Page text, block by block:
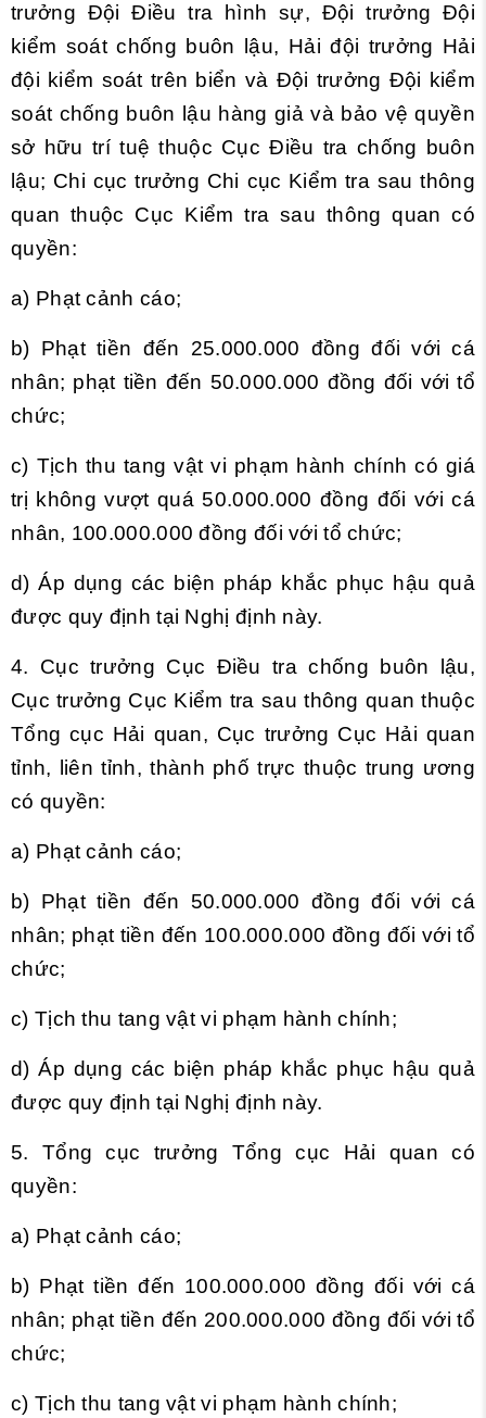
trưởng Đội Điều tra hình sự, Đội trưởng Đội
kiểm soát chống buôn lậu, Hải đội trưởng Hải
đội kiểm soát trên biển và Đội trưởng Đội kiểm
soát chống buôn lậu hàng giả và bảo vệ quyền
sở hữu trí tuệ thuộc Cục Điều tra chống buôn
lậu; Chi cục trưởng Chi cục Kiểm tra sau thông
quan thuộc Cục Kiểm tra sau thông quan có
quyền:
a) Phạt cảnh cáo;
b) Phạt tiền đến 25.000.000 đồng đối với cá
nhân; phạt tiền đến 50.000.000 đồng đối với tổ
chức;
c) Tịch thu tang vật vi phạm hành chính có giá
trị không vượt quá 50.000.000 đồng đối với cá
nhân, 100.000.000 đồng đối với tổ chức;
d) Áp dụng các biện pháp khắc phục hậu quả
được quy định tại Nghị định này.
4. Cục trưởng Cục Điều tra chống buôn lậu,
Cục trưởng Cục Kiểm tra sau thông quan thuộc
Tổng cục Hải quan, Cục trưởng Cục Hải quan
tỉnh, liên tỉnh, thành phố trực thuộc trung ương
có quyền:
a) Phạt cảnh cáo;
b) Phạt tiền đến 50.000.000 đồng đối với cá
nhân; phạt tiền đến 100.000.000 đồng đối với tổ
chức;
c) Tịch thu tang vật vi phạm hành chính;
d) Áp dụng các biện pháp khắc phục hậu quả
được quy định tại Nghị định này.
5. Tổng cục trưởng Tổng cục Hải quan có
quyền:
a) Phạt cảnh cáo;
b) Phạt tiền đến 100.000.000 đồng đối với cá
nhân; phạt tiền đến 200.000.000 đồng đối với tổ
chức;
c) Tịch thu tang vật vi phạm hành chính;